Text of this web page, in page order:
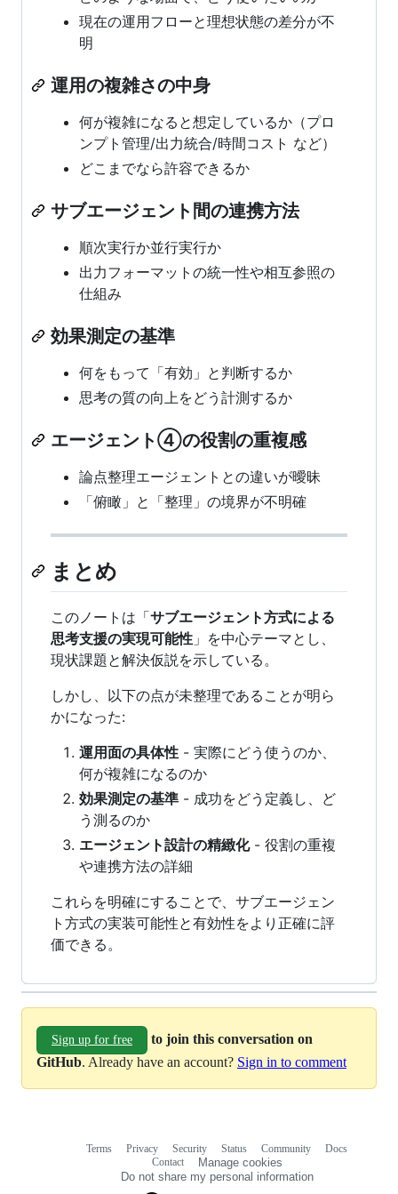
現在の運用フローと理想状態の差分が不
明
運用の複雑さの中身
何が複雑になると想定しているか（プロ
ンプト管理/出力統合/時間コスト など）
どこまでなら許容できるか
サブエージェント間の連携方法
順次実行か並行実行か
出力フォーマットの統一性や相互参照の
仕組み
効果測定の基準
何をもって「有効」と判断するか
思考の質の向上をどう計測するか
エージェント④の役割の重複感
論点整理エージェントとの違いが曖昧
「俯瞰」と「整理」の境界が不明確
まとめ
このノートは「サブエージェント方式による
思考支援の実現可能性 」を中心テーマとし、
現状課題と解決仮説を示している。
しかし、以下の点が未整理であることが明ら
かになった:
運用面の具体性 - 実際にどう使うのか、
何が複雑になるのか
効果測定の基準 - 成功をどう定義し、ど
う測るのか
エージェント設計の精緻化- 役割の重複
や連携方法の詳細
これらを明確にすることで、サブエージェン
ト方式の実装可能性と有効性をより正確に評
価できる。
Sign up for free
to join this conversation on
GitHub. Already have an account? Sign in to comment
Terms Privacy Security Status Community
Docs
Contact
Manage cookies
Do not share my personal information